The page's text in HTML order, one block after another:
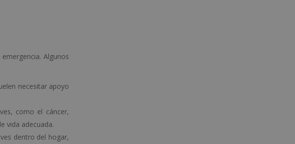
Algunos
necesitar apoyo
como el cáncer,
vida adecuada.
dentro del hogar,